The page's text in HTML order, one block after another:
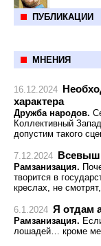
ПУБЛИКАЦИИ
МНЕНИЯ
16.12.2024
характера
Дружба народов.
Коллективный
допустим такого
7.12.2024
Рамзанизация.
творится в
креслах, не
6.1.2024 Я отдам
Рамзанизация.
лошадей… кроме